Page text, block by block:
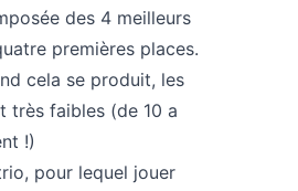
des 4 meilleurs
premières places.
cela se produit, les
très faibles (de 10 a
!)
pour lequel jouer